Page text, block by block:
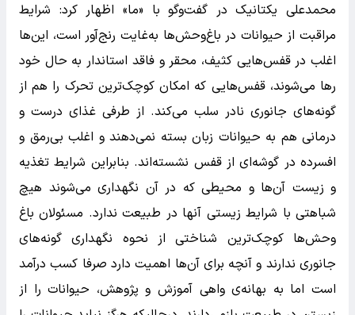
محمدعلی یکتانیک در گفت‌و‌گو با «ما» اظهار کرد: شرایط
مراقبت از حیوانات در باغ‌وحش‌ها به‌غایت رنج‌آور است، این‌ها
اغلب در قفس‌هایی کثیف، محقر و فاقد استاندار به حال خود
رها می‌شوند، قفس‌هایی که امکان کوچک‌ترین تحرک را هم از
گونه‌های جانوری نادر سلب می‌کند. از طرفی غذای درست و
درمانی هم به حیوانات زبان بسته نمی‌دهند و اغلب بی‌رمق و
افسرده در گوشه‌ای از قفس نشسته‌اند. بنابراین شرایط تغذیه
و زیست آن‌ها و محیطی که در آن نگهداری می‌شوند هیچ
شباهتی با شرایط زیستی آنها در طبیعت ندارد. مسئولان باغ‌
وحش‌ها کوچک‌ترین شناختی از نحوه نگهداری گونه‌های
جانوری ندارند و آنچه برای آن‌ها اهمیت دارد صرفا کسب درآمد
است اما به بهانه‌ی واهی آموزش و پژوهش، حیوانات را از